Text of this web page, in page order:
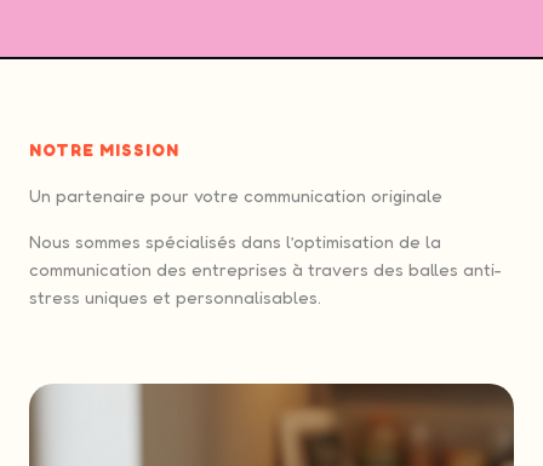
NOTRE MISSION
Un partenaire pour votre communication originale
Nous sommes spécialisés dans l’optimisation de la
communication des entreprises à travers des balles anti-
stress uniques et personnalisables.